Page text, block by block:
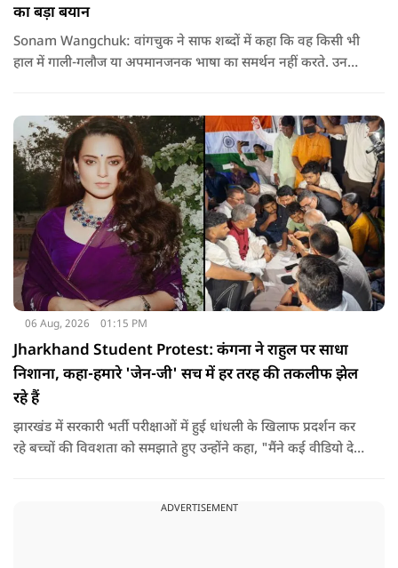
का बड़ा बयान
Sonam Wangchuk: वांगचुक ने साफ शब्दों में कहा कि वह किसी भी
हाल में गाली-गलौज या अपमानजनक भाषा का समर्थन नहीं करते. उनका
06 Aug, 2026 01:15 PM
Jharkhand Student Protest: कंगना ने राहुल पर साधा
निशाना, कहा-हमारे 'जेन-जी' सच में हर तरह की तकलीफ झेल
रहे हैं
झारखंड में सरकारी भर्ती परीक्षाओं में हुई धांधली के खिलाफ प्रदर्शन कर
रहे बच्चों की विवशता को समझाते हुए उन्होंने कहा, "मैंने कई वीडियो देखे
यहां तक गंभीर हैं कि बच्चों के पास ऑनलाइन फूड नहीं जा पा रहा है. ऐसी
ADVERTISEMENT